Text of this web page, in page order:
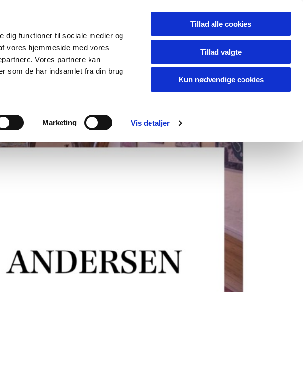
dig funktioner til sociale medier og
vores hjemmeside med vores
Vores partnere kan
som de har indsamlet fra din brug
Marketing Vis detaljer
Tillad alle cookies
Tillad valgte
Kun nødvendige cookies